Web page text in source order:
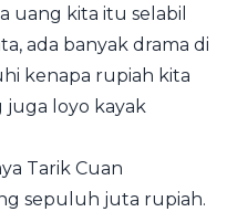
uang kita itu selabil
ada banyak drama di
kenapa rupiah kita
juga loyo kayak
Tarik Cuan
sepuluh juta rupiah.